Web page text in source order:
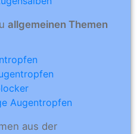
allgemeinen Themen
Augentropfen
aus der